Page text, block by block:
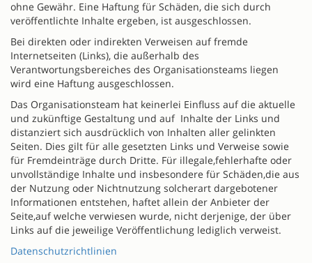
ohne Gewähr. Eine Haftung für Schäden, die sich durch
veröffentlichte Inhalte ergeben, ist ausgeschlossen.
Bei direkten oder indirekten Verweisen auf fremde
Internetseiten (Links), die außerhalb des
Verantwortungsbereiches des Organisationsteams liegen
wird eine Haftung ausgeschlossen.
Das Organisationsteam hat keinerlei Einfluss auf die aktuelle
und zukünftige Gestaltung und auf Inhalte der Links und
distanziert sich ausdrücklich von Inhalten aller gelinkten
Seiten. Dies gilt für alle gesetzten Links und Verweise sowie
für Fremdeinträge durch Dritte. Für illegale,fehlerhafte oder
unvollständige Inhalte und insbesondere für Schäden,die aus
der Nutzung oder Nichtnutzung solcherart dargebotener
Informationen entstehen, haftet allein der Anbieter der
Seite,auf welche verwiesen wurde, nicht derjenige, der über
Links auf die jeweilige Veröffentlichung lediglich verweist.
Datenschutzrichtlinien